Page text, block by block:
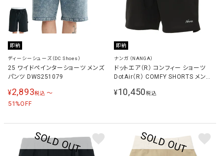
即納
ディーシーシューズ（DC Shoes）
25 ワイドペインターショーツ メンズ
パンツ DWS251079
¥2,893税込 〜
51 %OFF
即納
ナンガ（NANGA）
ドットエア（R） コンフィー ショーツ
DotAir（R） COMFY SHORTS メンズ
NW2411-1I903 P.BLK
¥10,450税込